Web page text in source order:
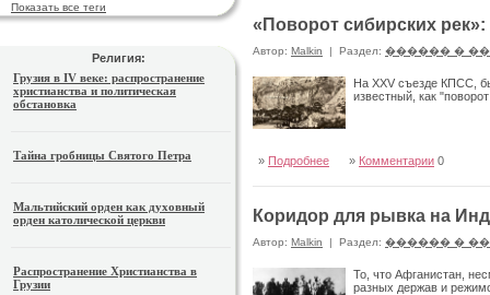
Показать все теги
Религия:
Грузия в IV веке: распространение
христианства и политическая
обстановка
Тайна гробницы Святого Петра
Мальтийский орден как духовный
орден католической церкви
Распространение Христианства в
Грузии
«Поворот сибирских
Автор: Malkin | Раздел: ������ �
На XXV съезде КПСС,
известный, как
» Подробнее » Комментарии 0
Коридор для рывка на
Автор: Malkin | Раздел: ������ �
То, что Афганистан,
разных держав и